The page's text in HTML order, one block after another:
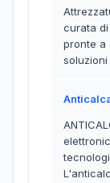
curata
pronte a
soluzioni